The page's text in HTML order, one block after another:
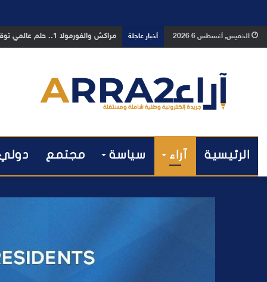
الخميس, أغسطس 6 2026 أخبار عاجلة بوفوطا يكتب : بين صمت الحكومة
الرئيسية آراء سياسة مجتمع